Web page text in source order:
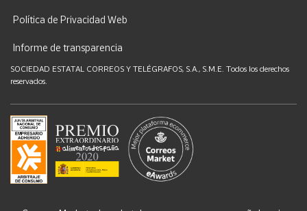
Política de Privacidad Web
Informe de transparencia
SOCIEDAD ESTATAL CORREOS Y TELÉGRAFOS, S.A., S.M.E. Todos los derechos
reservados.